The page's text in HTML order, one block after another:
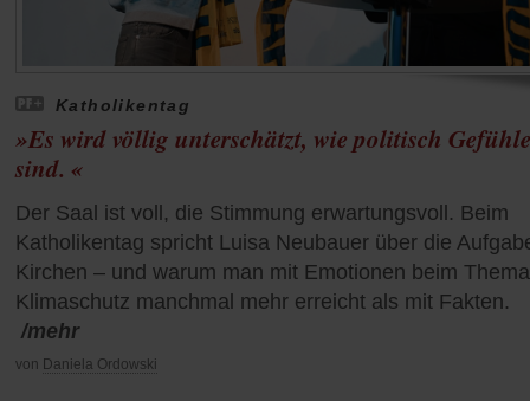
Katholikentag
»Es wird völlig unterschätzt, wie politisch Gefühle
sind. «
Der Saal ist voll, die Stimmung erwartungsvoll. Beim
Katholikentag spricht Luisa Neubauer über die
Kirchen – und warum man mit Emotionen beim Thema
Klimaschutz manchmal mehr erreicht als mit Fakten.
/mehr
von Daniela Ordowski